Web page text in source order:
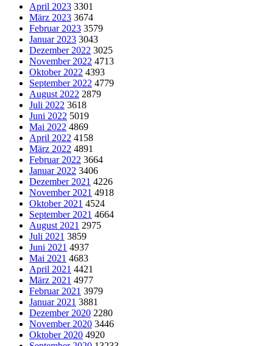
April 2023 3301
März 2023 3674
Februar 2023 3579
Januar 2023 3043
Dezember 2022 3025
November 2022 4713
Oktober 2022 4393
September 2022 4779
August 2022 2879
Juli 2022 3618
Juni 2022 5019
Mai 2022 4869
April 2022 4158
März 2022 4891
Februar 2022 3664
Januar 2022 3406
Dezember 2021 4226
November 2021 4918
Oktober 2021 4524
September 2021 4664
August 2021 2975
Juli 2021 3859
Juni 2021 4937
Mai 2021 4683
April 2021 4421
März 2021 4977
Februar 2021 3979
Januar 2021 3881
Dezember 2020 2280
November 2020 3446
Oktober 2020 4920